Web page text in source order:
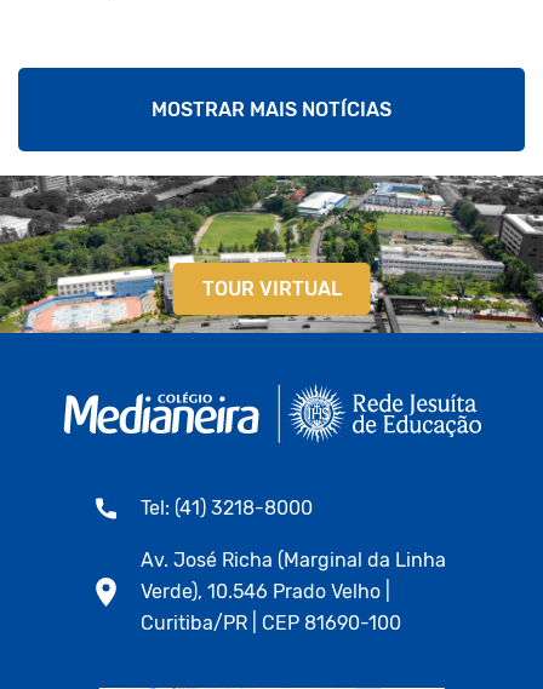
MOSTRAR MAIS NOTÍCIAS
TOUR VIRTUAL
Tel: (41) 3218-8000
Av. José Richa (Marginal da Linha
Verde), 10.546 Prado Velho |
Curitiba/PR | CEP 81690-100